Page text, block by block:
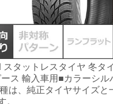
タットレスタイヤ 冬
ス 輸入車用■カラーシ
、純正タイヤサイズと